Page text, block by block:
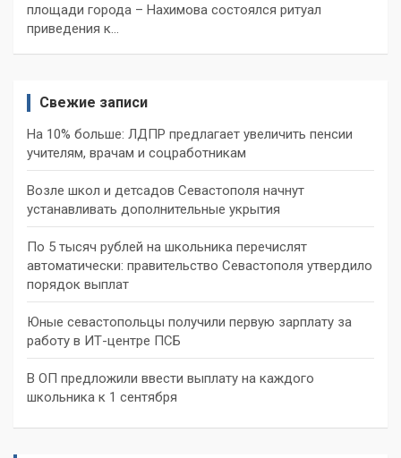
площади города – Нахимова состоялся ритуал
приведения к…
Свежие записи
На 10% больше: ЛДПР предлагает увеличить пенсии
учителям, врачам и соцработникам
Возле школ и детсадов Севастополя начнут
устанавливать дополнительные укрытия
По 5 тысяч рублей на школьника перечислят
автоматически: правительство Севастополя утвердило
порядок выплат
Юные севастопольцы получили первую зарплату за
работу в ИТ-центре ПСБ
В ОП предложили ввести выплату на каждого
школьника к 1 сентября